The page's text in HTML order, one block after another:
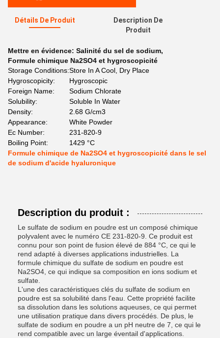
Détails De Produit
Description De
Produit
Mettre en évidence: Salinité du sel de sodium,
Formule chimique Na2SO4 et hygroscopicité
Storage Conditions:Store In A Cool, Dry Place
Hygroscopicity:
Hygroscopic
Foreign Name:
Sodium Chlorate
Solubility:
Soluble In Water
Density:
2.68 G/cm3
Appearance:
White Powder
Ec Number:
231-820-9
Boiling Point:
1429 °C
Formule chimique de Na2SO4 et hygroscopicité dans le sel
de sodium d'acide hyaluronique
Description du produit :
Le sulfate de sodium en poudre est un composé chimique
polyvalent avec le numéro CE 231-820-9. Ce produit est
connu pour son point de fusion élevé de 884 °C, ce qui le
rend adapté à diverses applications industrielles. La
formule chimique du sulfate de sodium en poudre est
Na2SO4, ce qui indique sa composition en ions sodium et
sulfate.
L'une des caractéristiques clés du sulfate de sodium en
poudre est sa solubilité dans l'eau. Cette propriété facilite
sa dissolution dans les solutions aqueuses, ce qui permet
une utilisation pratique dans divers procédés. De plus, le
sulfate de sodium en poudre a un pH neutre de 7, ce qui le
rend compatible avec un large éventail d'applications.